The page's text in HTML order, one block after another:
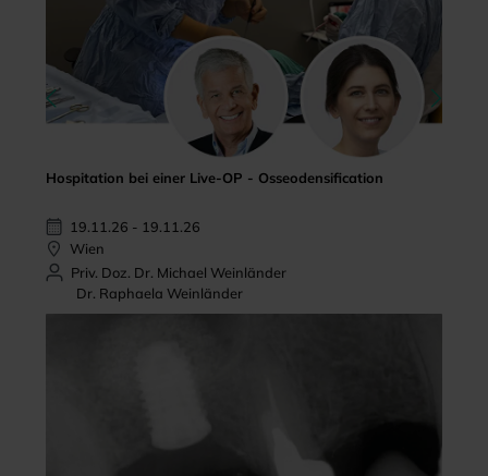
Hospitation bei einer Live-OP - Osseodensification
19.11.26 - 19.11.26
Wien
Priv. Doz. Dr. Michael Weinländer
Dr. Raphaela Weinländer